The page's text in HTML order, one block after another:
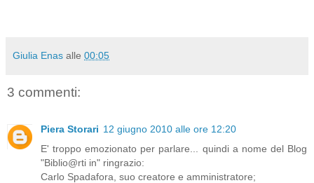
Giulia Enas alle 00:05
3 commenti:
Piera Storari 12 giugno 2010 alle ore 12:20
E' troppo emozionato per parlare... quindi a nome del Blog
"Biblio@rti in" ringrazio:
Carlo Spadafora, suo creatore e amministratore;